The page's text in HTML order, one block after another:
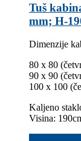
Tuš
mm; H-
Dimenzije
80 x 80
90 x 90
100 x 100
Kaljeno
Visina: